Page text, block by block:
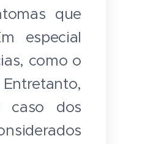
que
especial
como o
caso dos